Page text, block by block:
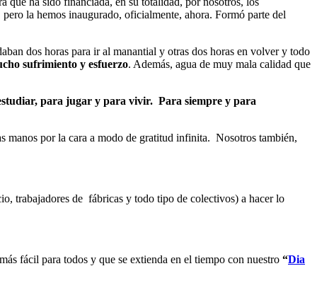
la hemos inaugurado, oficialmente, ahora. Formó parte del
dos horas para ir al manantial y otras dos horas en volver y todo
sufrimiento y esfuerzo. Además, agua de muy mala calidad que
para jugar y para vivir. Para siempre y para
manos por la cara a modo de gratitud infinita. Nosotros también,
trabajadores de fábricas y todo tipo de colectivos) a hacer lo
fácil para todos y que se extienda en el tiempo con nuestro “Dia